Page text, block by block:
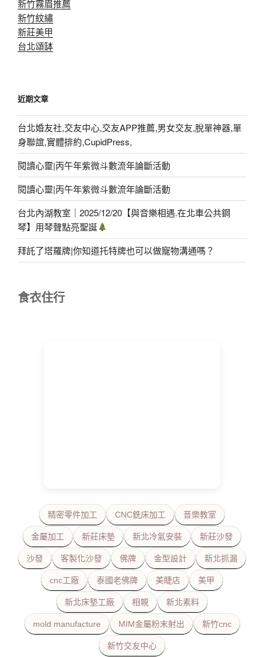
新竹霧眉推薦
新竹紋繡
新莊美甲
台北頌缽
近期文章
台北婚友社,交友中心,交友APP推薦,男女交友,脫單神器,單
身聯誼,實體排約,CupidPress,
閱讀心靈|丙午年紫微斗數流年論斷活動
閱讀心靈|丙午年紫微斗數流年論斷活動
台北內湖教室｜2025/12/20【與音樂相遇.在北車公共鋼
琴】用琴聲點亮聖誕
拜託了塔羅牌|你知道托特牌也可以做寵物溝通嗎？
食衣住行
精密零件加工 CNC銑床加工 音樂教室
金屬加工 新莊床墊 新北冷氣安裝 新莊沙發
沙發 客製化沙發 佛牌 金型設計 新北抓漏
cnc工廠 泰國老佛牌 美睫店 美甲
新北床墊工廠 相親 新北素料
mold manufacture MIM金屬粉末射出 新竹cnc
新竹交友中心